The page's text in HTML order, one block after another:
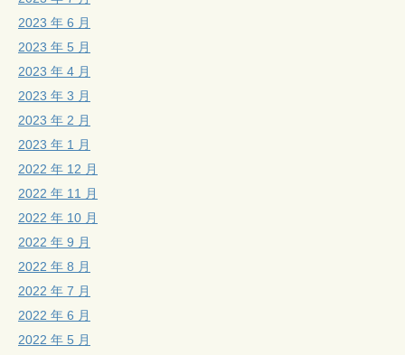
2023 年 6 月
2023 年 5 月
2023 年 4 月
2023 年 3 月
2023 年 2 月
2023 年 1 月
2022 年 12 月
2022 年 11 月
2022 年 10 月
2022 年 9 月
2022 年 8 月
2022 年 7 月
2022 年 6 月
2022 年 5 月